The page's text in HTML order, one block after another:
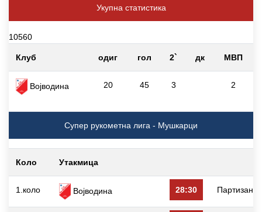
Укупна статистика
10560
Клуб одиг гол 2` дк МВП
Војводина 20 45 3 2
Супер рукометна лига - Мушкарци
Коло Утакмица
1.коло Војводина 28:30 Партизан